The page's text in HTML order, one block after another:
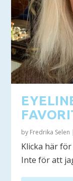
by Fredrika Selen
Klicka här
Inte för att